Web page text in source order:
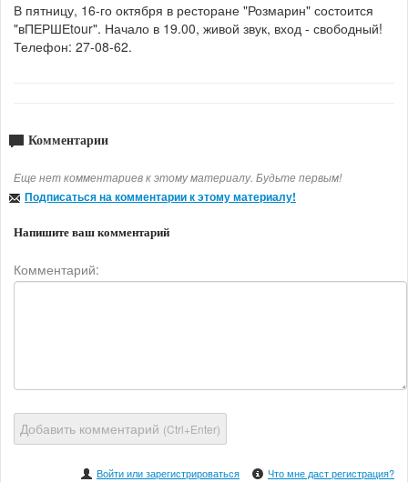
В пятницу, 16-го октября в ресторане "Розмарин" состоится
"вПЕРШЕtour". Начало в 19.00, живой звук, вход - свободный!
Телефон: 27-08-62.
Комментарии
Еще нет комментариев к этому материалу. Будьте первым!
Подписаться на комментарии к этому материалу!
Напишите ваш комментарий
Комментарий:
Добавить комментарий (Ctrl+Enter)
Войти или зарегистрироваться Что мне даст регистрация?